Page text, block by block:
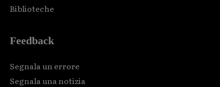
Biblioteche
Feedback
Segnala un errore
Segnala una notizia